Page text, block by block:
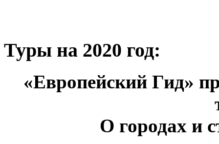
Туры на 2020 год:
«Европейский Гид»
О городах и